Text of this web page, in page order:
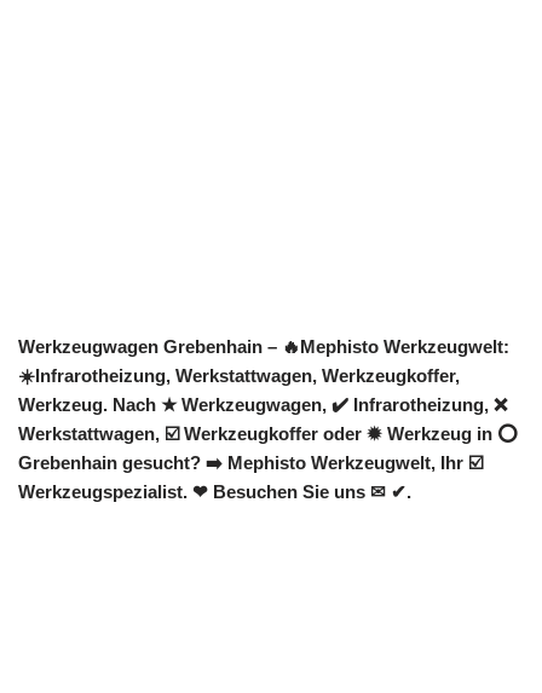
Werkzeugwagen Grebenhain – 🔥Mephisto Werkzeugwelt:
☀️Infrarotheizung, Werkstattwagen, Werkzeugkoffer,
Werkzeug. Nach ★ Werkzeugwagen, ✔️ Infrarotheizung, ❌
Werkstattwagen, ☑️ Werkzeugkoffer oder ✹ Werkzeug in ⭕
Grebenhain gesucht? ➡️ Mephisto Werkzeugwelt, Ihr ☑️
Werkzeugspezialist. ❤ Besuchen Sie uns ✉ ✔.